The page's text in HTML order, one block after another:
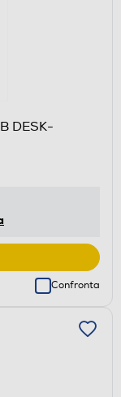
DESK-
Confronta